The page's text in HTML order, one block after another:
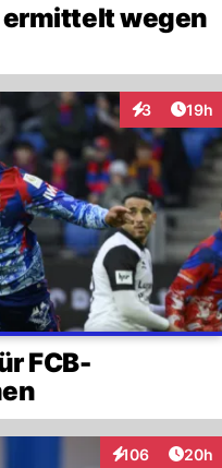
wegen
3
Interaktionen
19h
FCB-
106
Interaktionen
20h